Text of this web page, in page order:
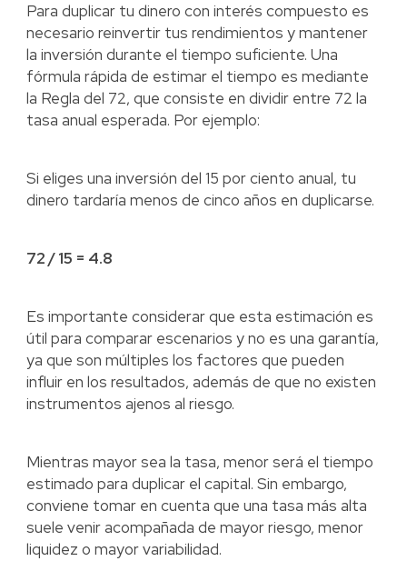
Para duplicar tu dinero con interés compuesto es
necesario reinvertir tus rendimientos y mantener
la inversión durante el tiempo suficiente. Una
fórmula rápida de estimar el tiempo es mediante
la Regla del 72, que consiste en dividir entre 72 la
tasa anual esperada. Por ejemplo:
Si eliges una inversión del 15 por ciento anual, tu
dinero tardaría menos de cinco años en duplicarse.
72 / 15 = 4.8
Es importante considerar que esta estimación es
útil para comparar escenarios y no es una garantía,
ya que son múltiples los factores que pueden
influir en los resultados, además de que no existen
instrumentos ajenos al riesgo.
Mientras mayor sea la tasa, menor será el tiempo
estimado para duplicar el capital. Sin embargo,
conviene tomar en cuenta que una tasa más alta
suele venir acompañada de mayor riesgo, menor
liquidez o mayor variabilidad.